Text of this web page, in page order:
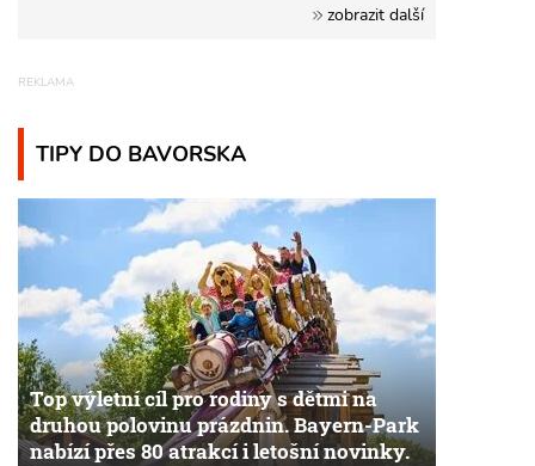
zobrazit další
TIPY DO BAVORSKA
Top výletní cíl pro rodiny s dětmi na
druhou polovinu prázdnin. Bayern-Park
nabízí přes 80 atrakcí i letošní novinky.